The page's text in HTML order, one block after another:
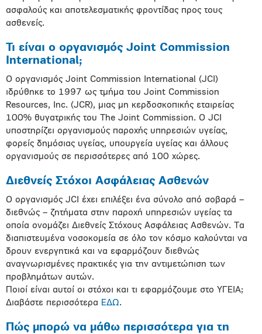
ασφαλούς και αποτελεσματικής φροντίδας προς τους
ασθενείς.
Τι είναι ο οργανισμός Joint Commission
International;
O οργανισμός Joint Commission International (JCI)
ιδρύθηκε το 1997 ως τμήμα του Joint Commission
Resources, Inc. (JCR), μιας μη κερδοσκοπικής εταιρείας
100% θυγατρικής του The Joint Commission. Ο JCI
υποστηρίζει οργανισμούς παροχής υπηρεσιών υγείας,
φορείς δημόσιας υγείας, υπουργεία υγείας και άλλους
οργανισμούς σε περισσότερες από 100 χώρες.
Διεθνείς Στόχοι Ασφάλειας Ασθενών
Ο οργανισμός JCI έχει επιλέξει ένα σύνολο από σοβαρά –
διεθνώς – ζητήματα στην παροχή υπηρεσιών υγείας τα
οποία ονομάζει Διεθνείς Στόχους Ασφάλειας Ασθενών. Τα
διαπιστευμένα νοσοκομεία σε όλο τον κόσμο καλούνται να
δρουν ενεργητικά και να εφαρμόζουν διεθνώς
αναγνωρισμένες πρακτικές για την αντιμετώπιση των
προβλημάτων αυτών.
Ποιοί είναι αυτοί οι στόχοι και τι εφαρμόζουμε στο ΥΓΕΙΑ;
Διαβάστε περισσότερα ΕΔΩ.
Πώς μπορώ να μάθω περισσότερα για τη